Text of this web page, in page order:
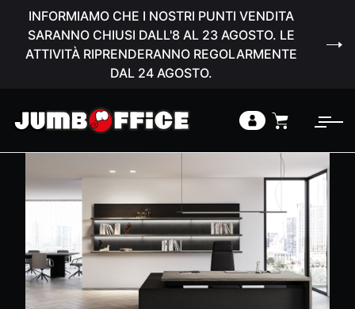
INFORMIAMO CHE I NOSTRI PUNTI VENDITA
SARANNO CHIUSI DALL'8 AL 23 AGOSTO. LE
ATTIVITÀ RIPRENDERANNO REGOLARMENTE
DAL 24 AGOSTO.